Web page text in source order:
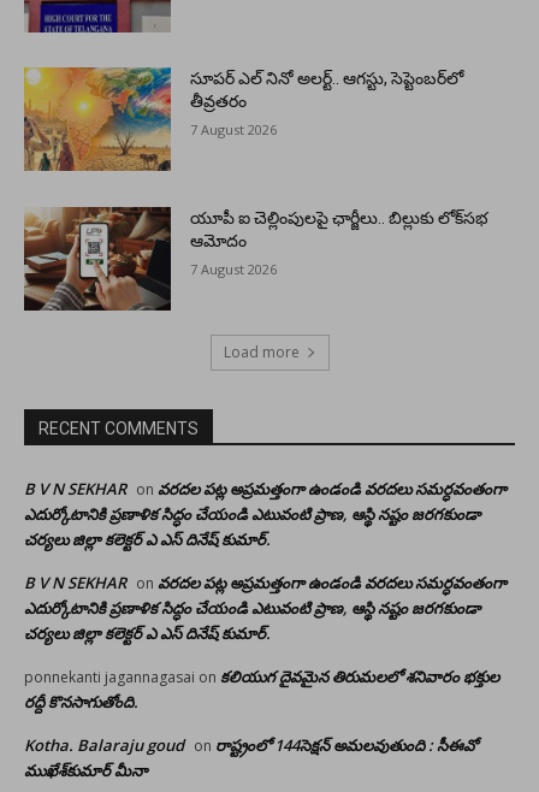
సూపర్ ఎల్ నినో అలర్ట్.. ఆగస్టు, సెప్టెంబర్‌లో
తీవ్రతరం
7 August 2026
యూపీ ఐ చెల్లింపులపై ఛార్జీలు.. బిల్లుకు లోక్‌సభ
ఆమోదం
7 August 2026
Load more
RECENT COMMENTS
B V N SEKHAR on వరదల పట్ల అప్రమత్తంగా ఉండండి వరదలు సమర్ధవంతంగా
ఎదుర్కోటానికి ప్రణాళిక సిద్ధం చేయండి ఎటువంటి ప్రాణ, ఆస్థి నష్టం జరగకుండా
చర్యలు జిల్లా కలెక్టర్ ఎ ఎస్ దినేష్ కుమార్.
B V N SEKHAR on వరదల పట్ల అప్రమత్తంగా ఉండండి వరదలు సమర్ధవంతంగా
ఎదుర్కోటానికి ప్రణాళిక సిద్ధం చేయండి ఎటువంటి ప్రాణ, ఆస్థి నష్టం జరగకుండా
చర్యలు జిల్లా కలెక్టర్ ఎ ఎస్ దినేష్ కుమార్.
ponnekanti jagannagasai on కలియుగ దైవమైన తిరుమలలో శనివారం భక్తుల
రద్దీ కొనసాగుతోంది.
Kotha. Balaraju goud on రాష్ట్రంలో 144సెక్షన్ అమలవుతుంది : సీఈవో
ముఖేశ్‌కుమార్‌ మీనా